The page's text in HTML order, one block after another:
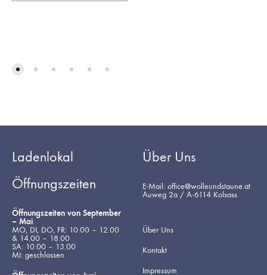
Ladenlokal
Öffnungszeiten
Öffnungszeiten von September
– Mai:
MO, DI, DO, FR: 10.00 – 12.00
& 14.00 – 18.00
SA: 10.00 – 13.00
MI: geschlossen
Über Uns
E-Mail: office@wolleundstaune.at
Auweg 2a / A-6114 Kolsass
Über Uns
Kontakt
Impressum